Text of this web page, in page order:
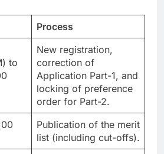
Process
to
New registration,
correction of
Application Part-1, and
locking of preference
order for Part-2.
Publication of the merit
list (including cut-offs).